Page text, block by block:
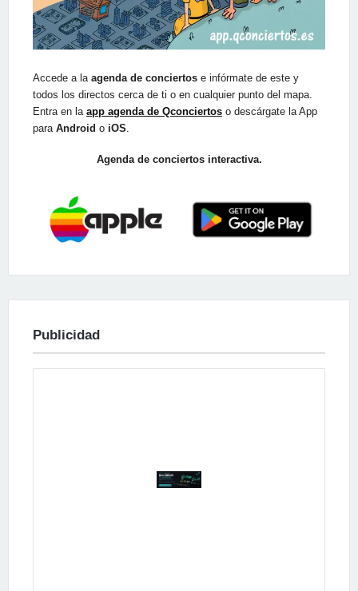
Accede a la agenda de conciertos e infórmate de este y
todos los directos cerca de ti o en cualquier punto del mapa.
Entra en la app agenda de Qconciertos o descárgate la App
para Android o iOS.
Agenda de conciertos interactiva.
Publicidad
Publicidad